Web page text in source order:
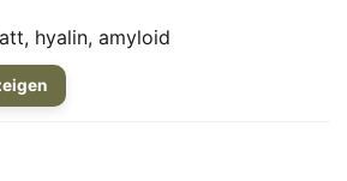
hyalin, amyloid